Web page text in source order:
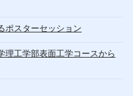
スターセッション
工学部表面工学コースから